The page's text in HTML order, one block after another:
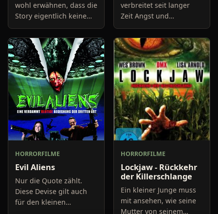
wohl erwähnen, dass die
Story eigentlich keine
richtige ist. Es scheint
als ob der Regisseur
einfach drauf los
gedreht hat ohne
irgendetwa
verbreitet seit langer
Zeit Angst und
Schrecken auf seiner
Burg, die außerhalb
eines kleinen
spanischen Dorfes liegt.
Als die Templer mal wie
HORRORFILME
Evil Aliens
Nur die Quote zählt.
Diese Devise gilt auch
für den kleinen
HORRORFILME
Lockjaw - Rückkehr
der Killerschlange
Ein kleiner Junge muss
mit ansehen, wie seine
Mutter von seinem